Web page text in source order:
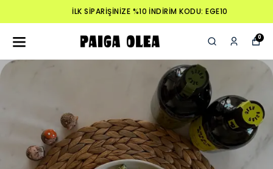
İLK SİPARİŞİNİZE %10 İNDİRİM KODU: EGE10
0